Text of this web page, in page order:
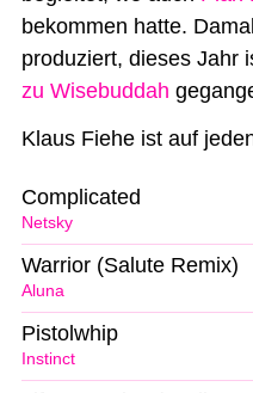
bekommen hatte.
produziert, dieses Jahr
zu Wisebuddah
Klaus Fiehe ist auf
Netsky
Complicated
Aluna
Warrior (Salute Remix)
Instinct
Pistolwhip